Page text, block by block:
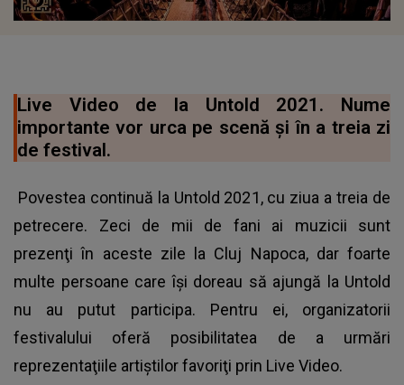
Live Video de la Untold 2021. Nume
importante vor urca pe scenă şi în a treia zi
de festival.
Povestea continuă la Untold 2021, cu ziua a treia de
petrecere. Zeci de mii de fani ai muzicii sunt
prezenţi în aceste zile la Cluj Napoca, dar foarte
multe persoane care îşi doreau să ajungă la Untold
nu au putut participa. Pentru ei, organizatorii
festivalului oferă posibilitatea de a urmări
reprezentaţiile artiştilor favoriţi prin Live Video.